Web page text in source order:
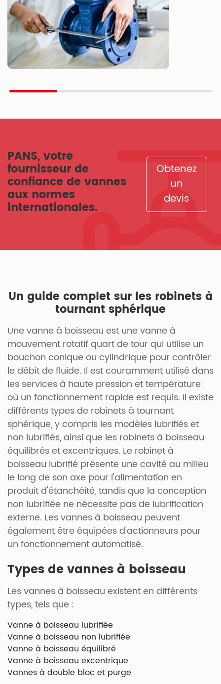
PANS, votre
fournisseur de
confiance de vannes
aux normes
internationales.
Obtenez
un
devis
Un guide complet sur les robinets à
tournant sphérique
Une vanne à boisseau est une vanne à
mouvement rotatif quart de tour qui utilise un
bouchon conique ou cylindrique pour contrôler
le débit de fluide. Il est couramment utilisé dans
les services à haute pression et température
où un fonctionnement rapide est requis. Il existe
différents types de robinets à tournant
sphérique, y compris les modèles lubrifiés et
non lubrifiés, ainsi que les robinets à boisseau
équilibrés et excentriques. Le robinet à
boisseau lubrifié présente une cavité au milieu
le long de son axe pour l'alimentation en
produit d'étanchéité, tandis que la conception
non lubrifiée ne nécessite pas de lubrification
externe. Les vannes à boisseau peuvent
également être équipées d'actionneurs pour
un fonctionnement automatisé.
Types de vannes à boisseau
Les vannes à boisseau existent en différents
types, tels que :
Vanne à boisseau lubrifiée
Vanne à boisseau non lubrifiée
Vanne à boisseau équilibré
Vanne à boisseau excentrique
Vannes à double bloc et purge